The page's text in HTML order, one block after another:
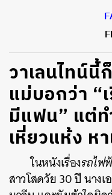
วาเลนไทน์นี้
แม่บอกว่า “
มีแฟน” แต่
เหี่ยวแห้ง ห
ในหนังเรื่องรถไฟ
สาวโสดวัย 30 ปี นาง